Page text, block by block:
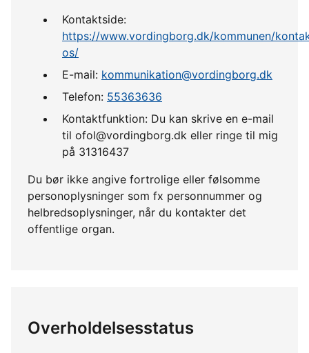
Kontaktside:
https://www.vordingborg.dk/kommunen/
os/
E-mail: kommunikation@vordingborg.dk
Telefon: 55363636
Kontaktfunktion: Du kan skrive en e-mail
til ofol@vordingborg.dk eller ringe til mig
på 31316437
Du bør ikke angive fortrolige eller følsomme
personoplysninger som fx personnummer og
helbredsoplysninger, når du kontakter det
offentlige organ.
Overholdelsesstatus